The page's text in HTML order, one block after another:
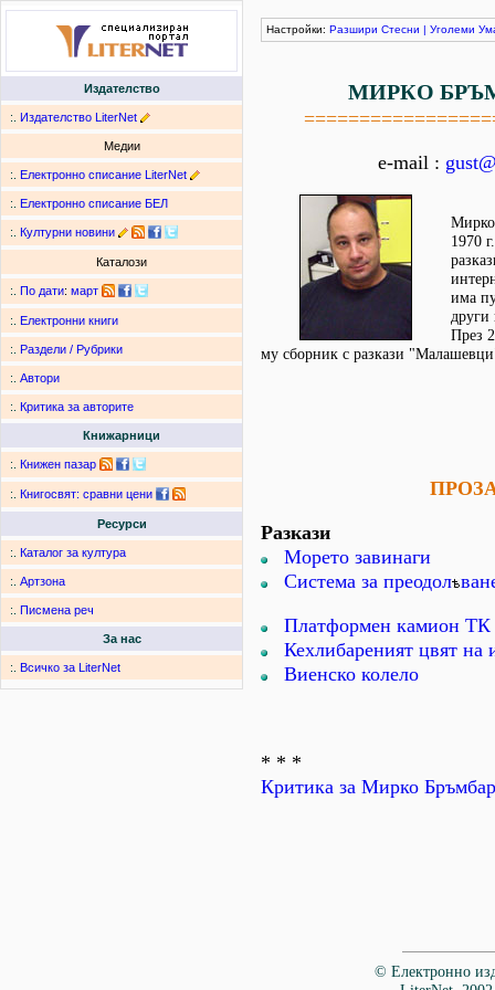
Издателство
:. Издателство LiterNet
Медии
:. Електронно списание LiterNet
:. Електронно списание БЕЛ
:. Културни новини
Каталози
:. По дати: март
:. Електронни книги
:. Раздели / Рубрики
:. Автори
:. Критика за авторите
Книжарници
:. Книжен пазар
:. Книгосвят: сравни цени
Ресурси
:. Каталог за култура
:. Артзона
:. Писмена реч
За нас
:. Всичко за LiterNet
Настройки: Разшири Стесни | Уголеми
МИРКО
e-mail :
Мирко
1970
има
други
През
му сборник с разкази
Разкази
Морето завинаги
Система за преодол
Платформен камион ТК
Кехлибареният цвят на
Виенско колело
* * *
Критика за Мирко
© Електронно